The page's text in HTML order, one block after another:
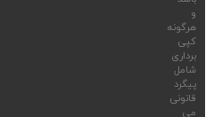
و
هرگونه
کپی
برداری
شامل
پیگرد
قانونی
می